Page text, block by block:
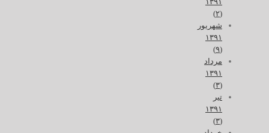
(۲)
شهریور
۱۳۹۱
(۹)
مرداد
۱۳۹۱
(۳)
تیر
۱۳۹۱
(۳)